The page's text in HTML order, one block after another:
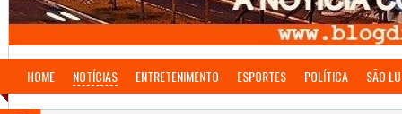
HOME NOTÍCIAS ENTRETENIMENTO ESPORTES POLÍTICA SÃO